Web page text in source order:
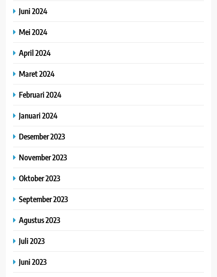
Juni 2024
Mei 2024
April 2024
Maret 2024
Februari 2024
Januari 2024
Desember 2023
November 2023
Oktober 2023
September 2023
Agustus 2023
Juli 2023
Juni 2023